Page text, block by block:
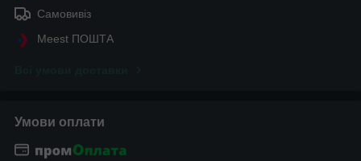
Самовивіз
Meest ПОШТА
Умови оплати